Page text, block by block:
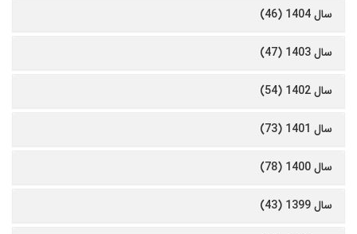
سال 1404 (46)
سال 1403 (47)
سال 1402 (54)
سال 1401 (73)
سال 1400 (78)
سال 1399 (43)